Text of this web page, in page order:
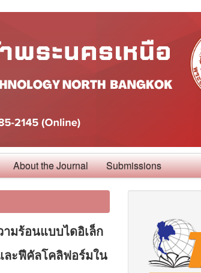
About the Journal Submissions
มร้อนแบบไดอิเล็ก
ละฟีคัลโคลิฟอร์มใน